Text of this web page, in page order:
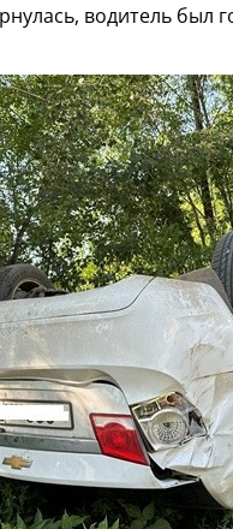
водитель был